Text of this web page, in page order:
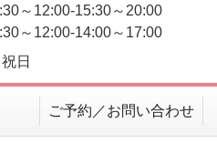
～12:00-15:30～20:00
～12:00-14:00～17:00
日
ご予約／お問い合わせ